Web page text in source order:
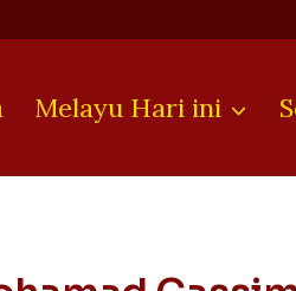
Melayu Hari ini